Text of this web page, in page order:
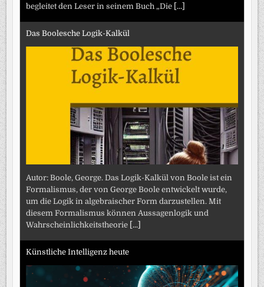
begleitet den Leser in seinem Buch „Die [...]
Das Boolesche Logik-Kalkül
Autor: Boole, George. Das Logik-Kalkül von Boole ist ein
Formalismus, der von George Boole entwickelt wurde,
um die Logik in algebraischer Form darzustellen. Mit
diesem Formalismus können Aussagenlogik und
Wahrscheinlichkeitstheorie [...]
Künstliche Intelligenz heute